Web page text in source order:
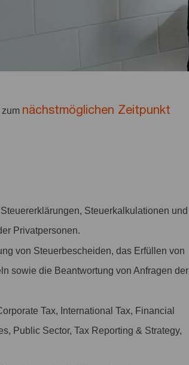
nächstmöglichen Zeitpunkt
Steuerkalkulationen und
Privatpersonen.
von Steuerbescheiden, das Erfüllen von
sowie die Beantwortung von Anfragen der
Tax, International Tax, Financial
Public Sector, Tax Reporting & Strategy,